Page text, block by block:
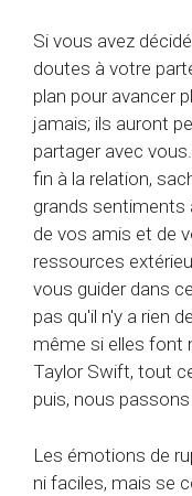
Si vous avez
doutes à votre
plan pour avancer
jamais; ils auront
partager avec
fin à la relation,
grands sentiments
de vos amis et de
ressources
vous guider dans
pas qu'il n'y a rien
même si elles font
Taylor Swift, tout
puis, nous
Les émotions de
ni faciles, mais se